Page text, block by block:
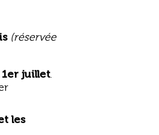
(réservée
1er juillet.
les